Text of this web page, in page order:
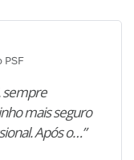
sempre
mais seguro
Após o…”